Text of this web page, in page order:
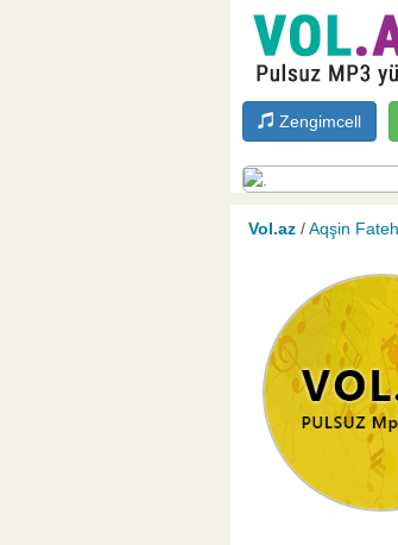
Zengimcell
Vol.az /Aqşin Fateh